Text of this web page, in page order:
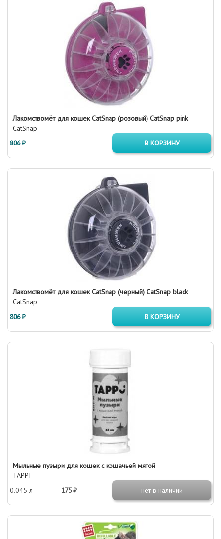
Лакомствомёт для кошек CatSnap (розовый) CatSnap pink
CatSnap
806 ₽
В КОРЗИНУ
Лакомствомёт для кошек CatSnap (черный) CatSnap black
CatSnap
806 ₽
В КОРЗИНУ
Мыльные пузыри для кошек с кошачьей мятой
TAPPI
0.045 л
175 ₽ нет в наличии